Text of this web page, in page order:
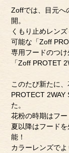
Zoffでは、目元へ
開。
くもり止めレン
可能な「Zoff
専用フードのつ
「Zoff PROTET
このたび新たに
PROTECT 2WAY
た。
花粉の時期はフー
夏以降はフード
能！
カラーレンズで